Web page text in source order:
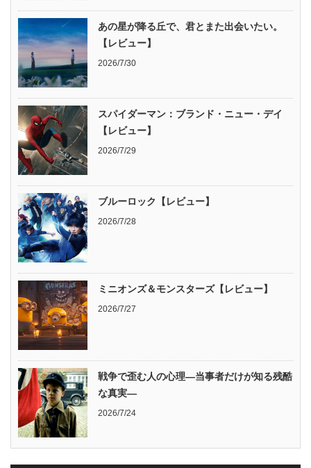
あの星が降る丘で、君とまた出会いたい。
【レビュー】
2026/7/30
スパイダーマン：ブランド・ニュー・デイ
【レビュー】
2026/7/29
ブルーロック【レビュー】
2026/7/28
ミニオンズ＆モンスターズ【レビュー】
2026/7/27
戦争で歪む人の心理―当事者だけが知る残酷
な真実―
2026/7/24